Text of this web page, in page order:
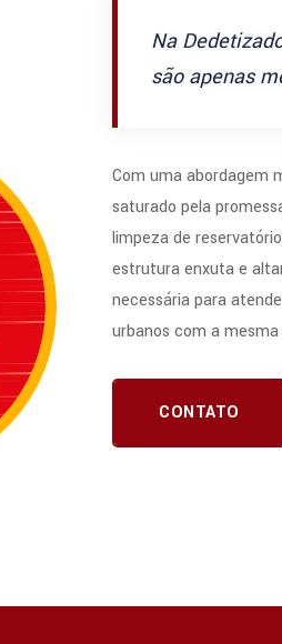
Na
são apenas
Com uma abordagem
saturado pela
limpeza de
estrutura enxuta e
necessária para
urbanos com a
CONTATO